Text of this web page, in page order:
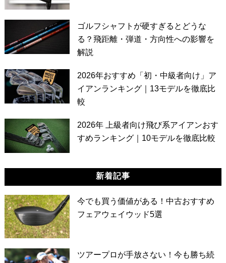
ゴルフシャフトが硬すぎるとどうな
る？飛距離・弾道・方向性への影響を
解説
2026年おすすめ「初・中級者向け」ア
イアンランキング｜13モデルを徹底比
較
2026年 上級者向け飛び系アイアンおす
すめランキング｜10モデルを徹底比較
新着記事
今でも買う価値がある！中古おすすめ
フェアウェイウッド5選
ツアープロが手放さない！今も勝ち続